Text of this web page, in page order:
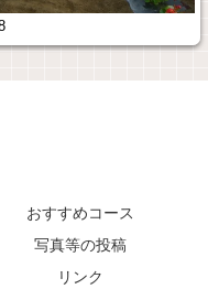
おすすめコース
写真等の投稿
リンク